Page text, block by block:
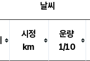
날씨
시정
km
운량
1/10